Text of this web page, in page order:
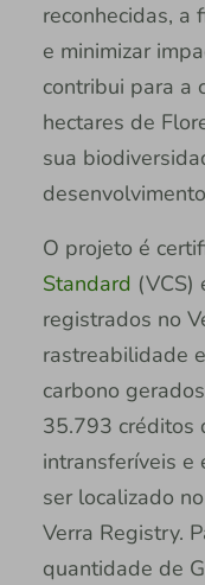
reconhecidas, a
e minimizar
contribui para a
hectares de
sua
O projeto é
Standard (VCS)
registrados no
rastreabilidade
carbono
35.793 créditos
intransferíveis e
ser localizado
Verra Registry.
quantidade de